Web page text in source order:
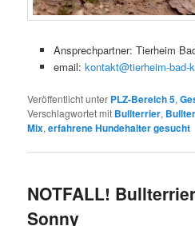
Ansprechpartner: Tierheim
email: kontakt@tierheim-bad-
Veröffentlicht unter PLZ-Bereich 5,
Verschlagwortet mit Bullterrier,
Mix,erfahrene Hundehalter gesucht
NOTFALL!
Sonny